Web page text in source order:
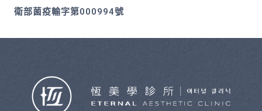
衛部菌疫輸字第000994號